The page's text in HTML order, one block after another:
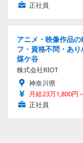
正社員
アニメ・映像作品
フ・資格不問・あ
煤ケ谷
株式会社RIOT
神奈川県
月給23万1,800円
正社員